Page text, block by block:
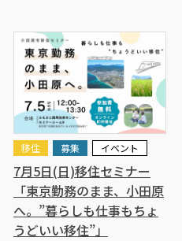
移住 募集 イベント
7月5日(日)移住セミナー
「東京勤務のまま、小田原
へ。”暮らしも仕事もちょ
うどいい移住”」